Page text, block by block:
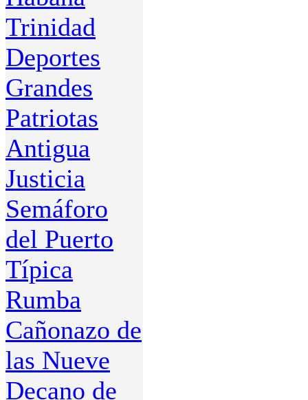
Trinidad
Deportes
Grandes
Patriotas
Antigua
Justicia
Semáforo
del Puerto
Típica
Rumba
Cañonazo de
las Nueve
Decano de